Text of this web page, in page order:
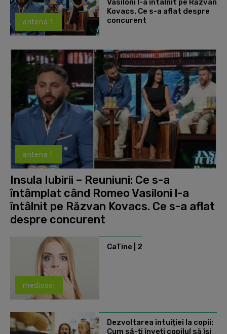
antena 1
Vasiloni l-a întâlnit pe Răzvan
Kovacs. Ce s-a aflat despre
concurent
antena 1
Insula Iubirii – Reuniuni: Ce s-a
întâmplat când Romeo Vasiloni l-a
întâlnit pe Răzvan Kovacs. Ce s-a aflat
despre concurent
medicool
CaTine | 2
Dezvoltarea intuiției la copii:
Cum să-ți înveți copilul să își